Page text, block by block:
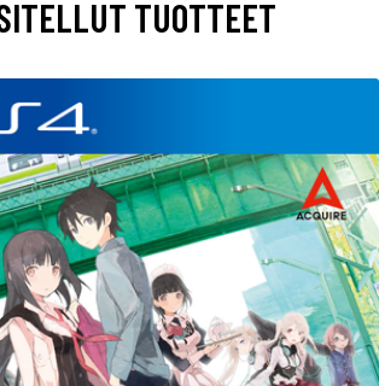
TUOTTEET